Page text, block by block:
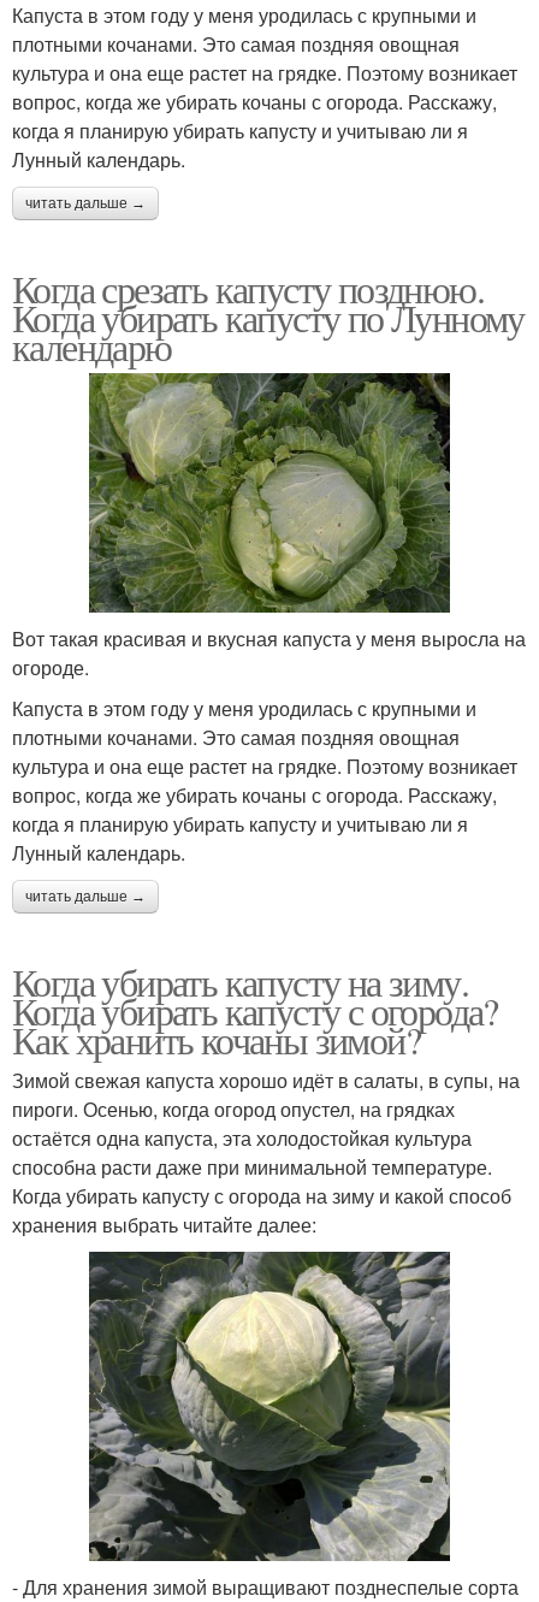
Капуста в этом году у меня уродилась с крупными и
плотными кочанами. Это самая поздняя овощная
культура и она еще растет на грядке. Поэтому возникает
вопрос, когда же убирать кочаны с огорода. Расскажу,
когда я планирую убирать капусту и учитываю ли я
Лунный календарь.
читать дальше →
Когда срезать капусту позднюю.
Когда убирать капусту по Лунному
календарю
Вот такая красивая и вкусная капуста у меня выросла на
огороде.
Капуста в этом году у меня уродилась с крупными и
плотными кочанами. Это самая поздняя овощная
культура и она еще растет на грядке. Поэтому возникает
вопрос, когда же убирать кочаны с огорода. Расскажу,
когда я планирую убирать капусту и учитываю ли я
Лунный календарь.
читать дальше →
Когда убирать капусту на зиму.
Когда убирать капусту с огорода?
Как хранить кочаны зимой?
Зимой свежая капуста хорошо идёт в салаты, в супы, на
пироги. Осенью, когда огород опустел, на грядках
остаётся одна капуста, эта холодостойкая культура
способна расти даже при минимальной температуре.
Когда убирать капусту с огорода на зиму и какой способ
хранения выбрать читайте далее:
- Для хранения зимой выращивают позднеспелые сорта